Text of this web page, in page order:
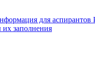
для аспирантов
заполнения